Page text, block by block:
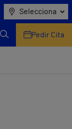
Selecciona
Pedir Cita